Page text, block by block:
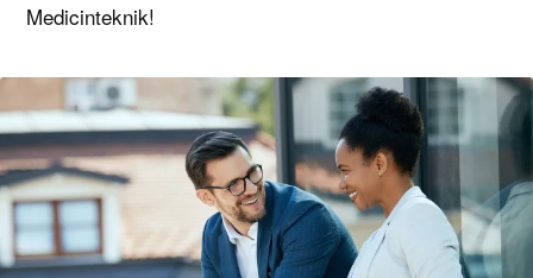
Medicinteknik!